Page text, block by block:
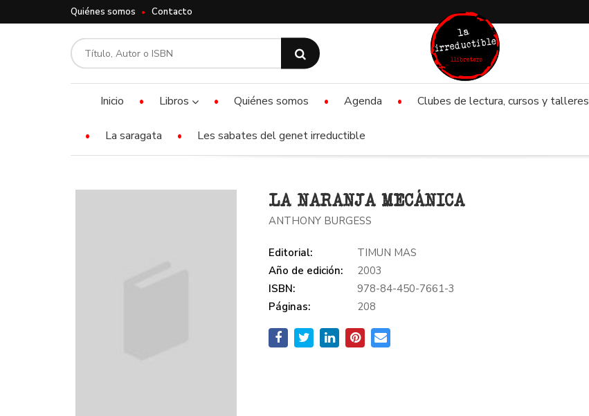
Quiénes somos Contacto
Inicio Libros Quiénes somos Agenda Clubes de lectura, cursos y talleres
La saragata Les sabates del genet irreductible
LA NARANJA MECÁNICA
ANTHONY BURGESS
Editorial:
TIMUN MAS
Año de edición:
2003
ISBN:
978-84-450-7661-3
Páginas:
208